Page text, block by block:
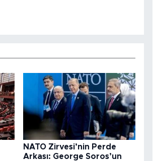
NATO Zirvesi’nin Perde
Arkası: George Soros’un